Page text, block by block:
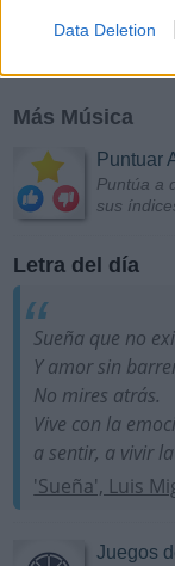
Data Deletion
Más Música
Puntuar
Puntúa a
sus
Letra del día
Sueña que no
Y amor sin
No mires atrás.
Vive con la
a sentir, a vivir
'Sueña', Luis
Juegos